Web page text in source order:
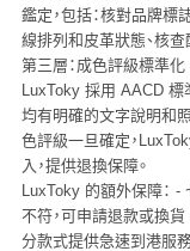
鑑定，包括：核對品牌標
線排列和皮革狀態、核查
第三層：成色評級標準化
LuxToky 採用 AACD 標準
均有明確的文字說明和
色評級一旦確定，
入，提供退換保障。
LuxToky 的額外保障： -
不符，可申請退款或換貨
分款式提供急速到港服